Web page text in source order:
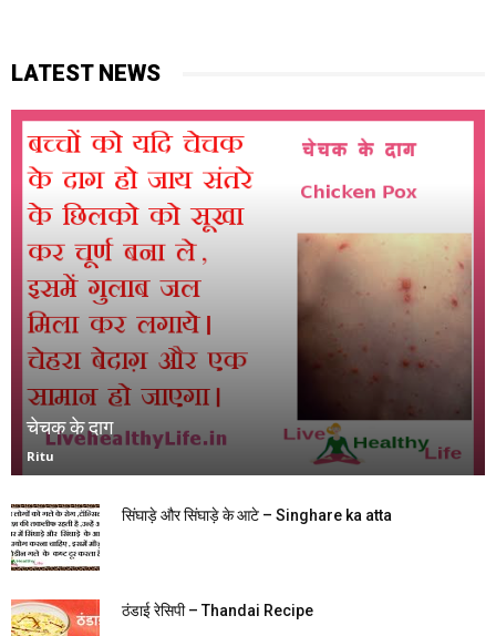
LATEST NEWS
चेचक के दाग
Ritu
सिंघाड़े और सिंघाड़े के आटे – Singhare ka atta
ठंडाई रेसिपी – Thandai Recipe